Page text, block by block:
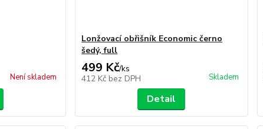
Není skladem
Lonžovací obřišník Economic černo
šedý, full
499 Kč/ks
412 Kč bez DPH Skladem
Detail